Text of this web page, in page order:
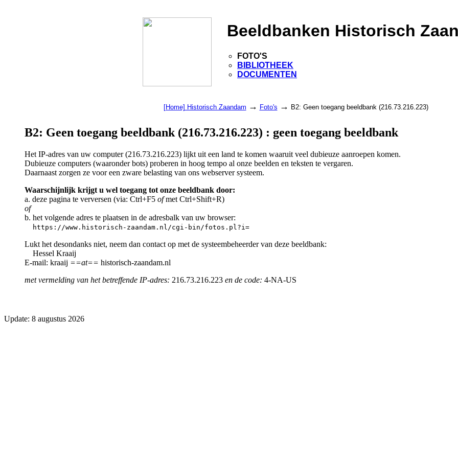
Beeldbanken Historisch
FOTO'S
BIBLIOTHEEK
DOCUMENTEN
[Home] Historisch Zaandam → Foto's → B2: Geen toegang beeldbank (216.73.216.223)
B2: Geen toegang beeldbank (216.73.216.223) : geen toegang beeldbank
Het IP-adres van uw computer (216.73.216.223) lijkt uit een land te komen waaruit veel dubieuze aanroepen komen.
Dubieuze computers (waaronder bots) proberen in hoog tempo al onze beelden en teksten te vergaren.
Daarnaast zorgen ze voor een zware belasting van ons webserver systeem.
Waarschijnlijk krijgt u wel toegang tot onze beeldbank door:
a. deze pagina te verversen (via: Ctrl+F5 ofmet Ctrl+Shift+R)
of
b. het volgende adres te plaatsen in de adresbalk van uw browser:
https://www.historisch-zaandam.nl/cgi-bin/fotos.pl?i=
Lukt het desondanks niet, neem dan contact op met de systeembeheerder van deze beeldbank:
Hessel Kraaij
E-mail: kraaij ==at== historisch-zaandam.nl
met vermelding van het betreffende IP-adres: 216.73.216.223 en de code: 4-NA-US
Update: 8 augustus 2026